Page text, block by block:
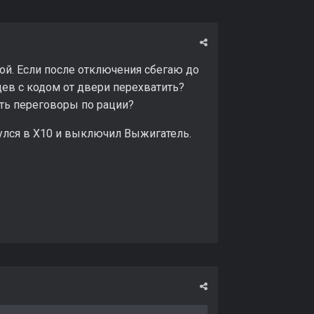
Если после отключения сбегаю до
с кодом от двери перехватить?
переговоры по рации?
в Х10 и выключил Выжигатель.